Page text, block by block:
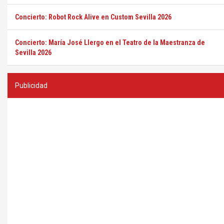
Concierto: Robot Rock Alive en Custom Sevilla 2026
Concierto: María José Llergo en el Teatro de la Maestranza de
Sevilla 2026
Publicidad